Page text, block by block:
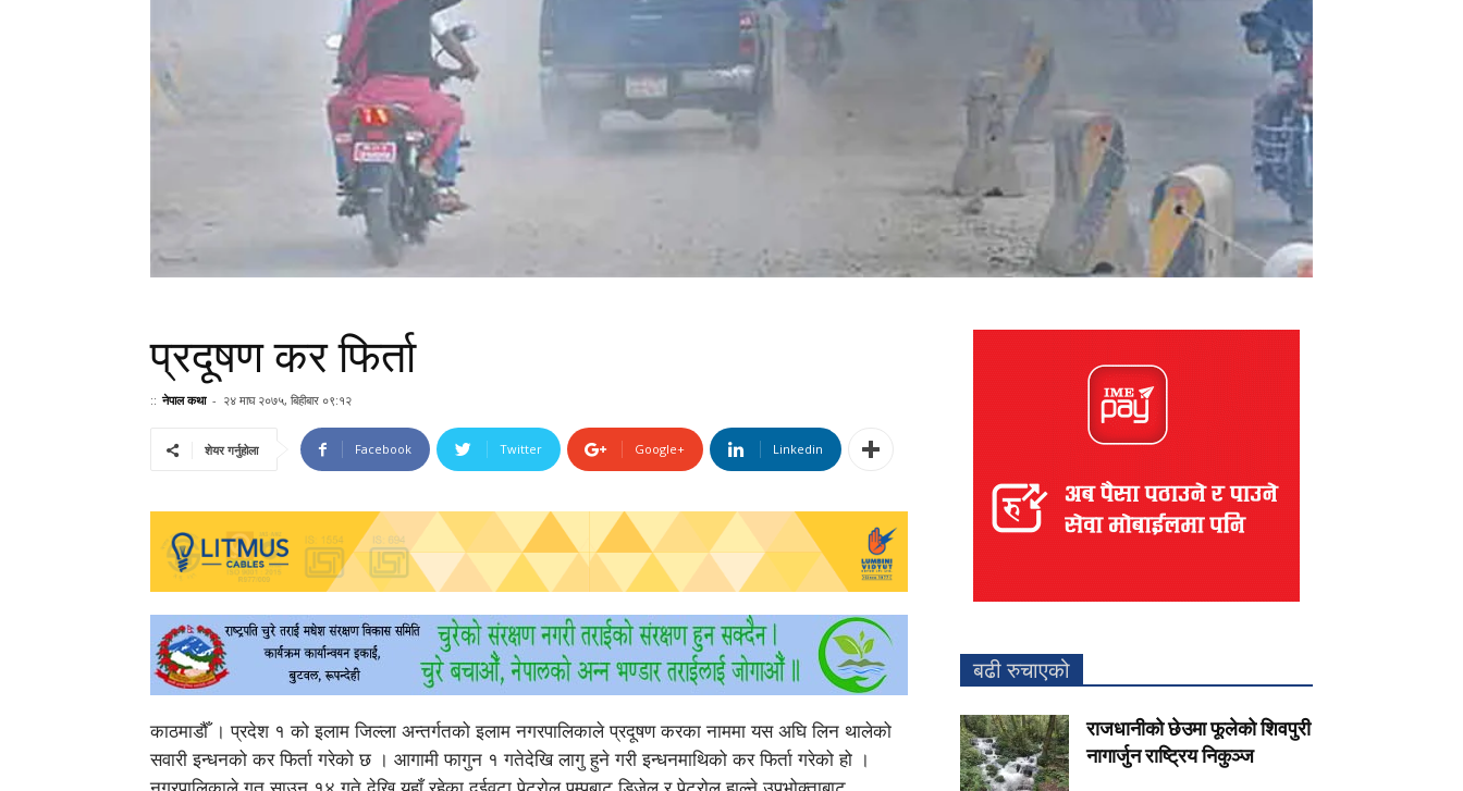
प्रदूषण कर फिर्ता
:: नेपाल कथा - २४ माघ २०७५, बिहीबार ०९:१२
शेयर गर्नुहोला Facebook Twitter Google+ Linkedin
काठमाडौँ । प्रदेश १ को इलाम जिल्ला अन्तर्गतको इलाम नगरपालिकाले प्रदूषण करका नाममा यस अघि लिन थालेको
सवारी इन्धनको कर फिर्ता गरेको छ । आगामी फागुन १ गतेदेखि लागु हुने गरी इन्धनमाथिको कर फिर्ता गरेको हो ।
बढी रुचाएको
राजधानीको छेउमा फूलेको शिवपुरी
नागार्जुन राष्ट्रिय निकुञ्ज